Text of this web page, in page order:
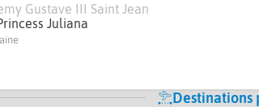
Gustave III Saint Jean
Juliana
Destinations